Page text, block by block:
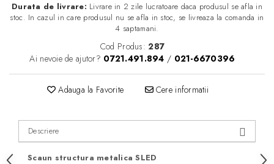
Durata de livrare: Livrare in 2 zile lucratoare daca produsul se afla in
stoc. In cazul in care produsul nu se afla in stoc, se livreaza la comanda in
4 saptamani.
Cod Produs: 287
Ai nevoie de ajutor? 0721.491.894 / 021-6670396
Adauga la Favorite Cere informatii
Descriere
Scaun structura metalica SLED